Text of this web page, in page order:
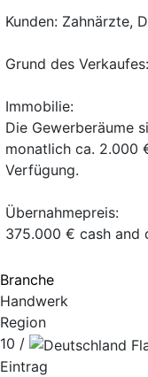
Kunden: Zahnärzte,
Grund des
Immobilie:
Die Gewerberäume
monatlich ca. 2.000
Verfügung.
Übernahmepreis:
375.000 € cash and
Branche
Handwerk
Region
10 /
Eintrag